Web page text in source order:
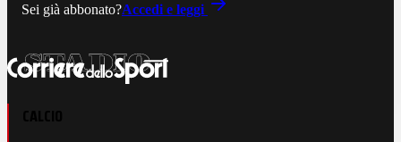
Sei già abbonato?Accedi e leggi